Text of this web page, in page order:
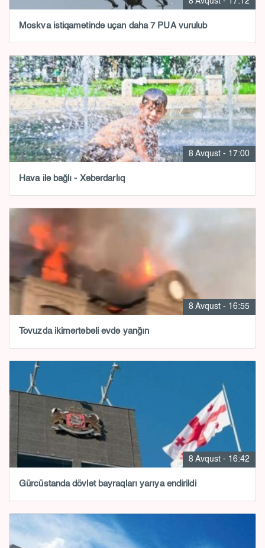
Moskva istiqamətində uçan daha 7 PUA vurulub
8 Avqust - 17:00
Hava ilə bağlı - Xəbərdarlıq
8 Avqust - 16:55
Tovuzda ikimərtəbəli evdə yanğın
8 Avqust - 16:42
Gürcüstanda dövlət bayraqları yarıya endirildi